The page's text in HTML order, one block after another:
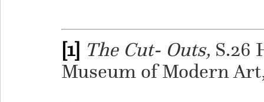
[1] The Cut- Outs, S.26
Museum of Modern